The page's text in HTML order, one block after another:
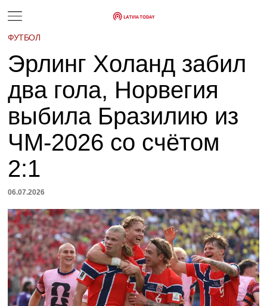
ФУТБОЛ
Эрлинг Холанд забил
два гола, Норвегия
выбила Бразилию из
ЧМ-2026 со счётом
2:1
06.07.2026